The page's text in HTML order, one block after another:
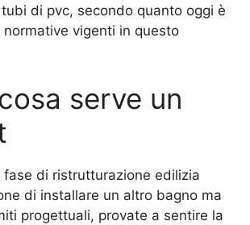
di pvc, secondo quanto oggi è
vigenti in questo
serve un
fase di ristrutturazione edilizia
di installare un altro bagno ma
progettuali, provate a sentire la